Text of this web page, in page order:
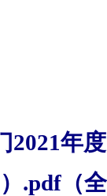
2021年
.pdf（